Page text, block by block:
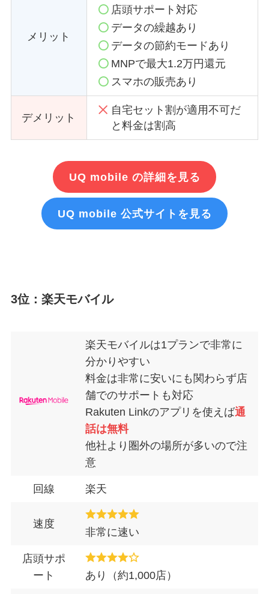
メリット
店頭サポート対応
データの繰越あり
データの節約モードあり
MNPで最大1.2万円還元
スマホの販売あり
デメリット
自宅セット割が適用不可だ
と料金は割高
UQ mobile の詳細を見る
UQ mobile 公式サイトを見る
3位：楽天モバイル
楽天モバイルは1プランで非常に
分かりやすい
料金は非常に安いにも関わらず店
舗でのサポートも対応
Rakuten Linkのアプリを使えば通
話は無料
他社より圏外の場所が多いので注
意
回線 楽天
速度
非常に速い
店頭サポ
ート
あり（約1,000店）